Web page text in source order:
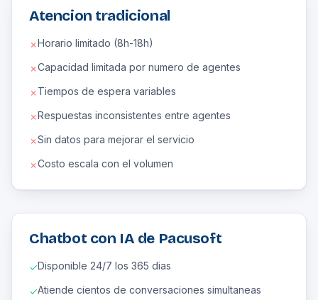
Atencion tradicional
✗Horario limitado (8h-18h)
✗Capacidad limitada por numero de agentes
✗Tiempos de espera variables
✗Respuestas inconsistentes entre agentes
✗Sin datos para mejorar el servicio
✗Costo escala con el volumen
Chatbot con IA de Pacusoft
✓Disponible 24/7 los 365 dias
✓Atiende cientos de conversaciones simultaneas